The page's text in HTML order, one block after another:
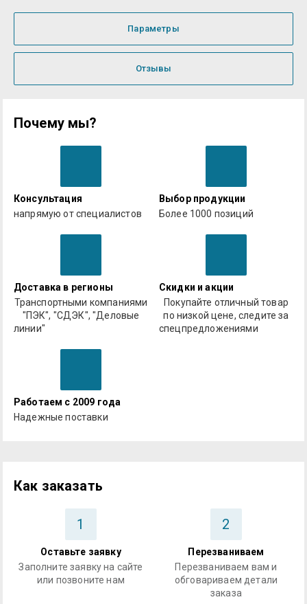
Параметры
Отзывы
Почему мы?
Консультация
напрямую от специалистов
Выбор продукции
Более 1000 позиций
Доставка в регионы
Транспортными компаниями
"ПЭК", "СДЭК", "Деловые
линии"
Скидки и акции
Покупайте отличный товар
по низкой цене, следите за
спецпредложениями
Работаем с 2009 года
Надежные поставки
Как заказать
1
Оставьте заявку
Заполните заявку на сайте
или позвоните нам
2
Перезваниваем
Перезваниваем вам и
обговариваем детали
заказа